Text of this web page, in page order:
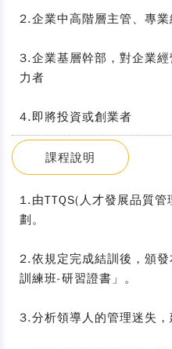
2.企業中高階層主管、專
3.企業基層幹部，對企業
力者
4.即將投資或創業者
課程說明
1.由TTQS(人才發展品質
劃。
2.依規定完成結訓後，頒
訓練班-研習證書」。
3.分析領導人的管理迷失，